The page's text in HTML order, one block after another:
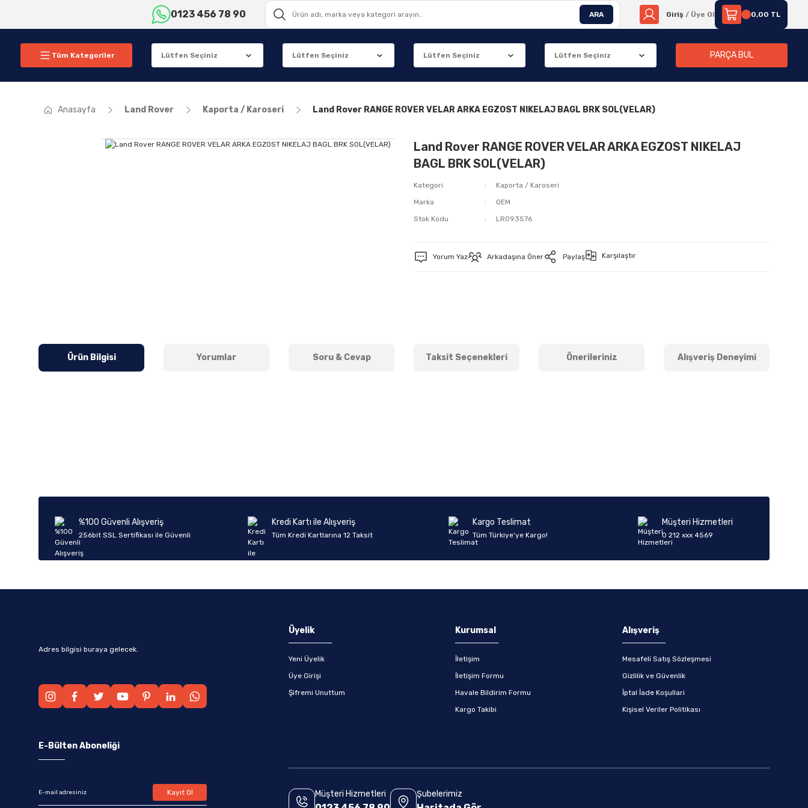
0123 456 78 90 ARA Giriş / Üye Ol 0,00 TL
Tüm Kategoriler PARÇA BUL
Anasayfa Land Rover Kaporta / Karoseri Land Rover RANGE ROVER VELAR ARKA EGZOST NIKELAJ BAGL BRK SOL(VELAR)
Land Rover RANGE ROVER VELAR ARKA EGZOST NIKELAJ
BAGL BRK SOL(VELAR)
Kategori
Kaporta / Karoseri
Marka
OEM
Stok Kodu
LR093576
Yorum Yaz Arkadaşına Öner Paylaş Karşılaştır
Ürün Bilgisi Yorumlar Soru & Cevap Taksit Seçenekleri Önerileriniz Alışveriş Deneyimi
Ürün fiyatı diğer sitelerden daha pahalı.
Bu ürüne benzer farklı alternatifler olmalı.
%100 Güvenli Alışveriş
256bit SSL Sertifikası ile Güvenli
Kredi Kartı ile Alışveriş
Tüm Kredi Kartlarına 12 Taksit
Kargo Teslimat
Tüm Türkiye’ye Kargo!
Müşteri Hizmetleri
0 212 xxx 4569
Adres bilgisi buraya gelecek.
Üyelik
Yeni Üyelik
Üye Girişi
Şifremi Unuttum
Kurumsal
İletişim
İletişim Formu
Havale Bildirim Formu
Kargo Takibi
Alışveriş
Mesafeli Satış Sözleşmesi
Gizlilik ve Güvenlik
İptal İade Koşullari
Kişisel Veriler Politikası
E-Bülten Aboneliği
Kayıt Ol Müşteri Hizmetleri Şubelerimiz